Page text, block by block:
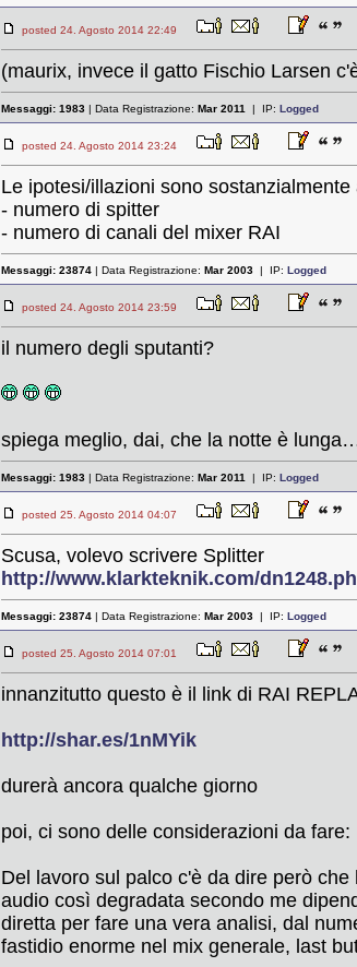
posted 24. Agosto 2014 22:49
(maurix, invece il gatto Fischio Larsen
Messaggi: 1983 | Data Registrazione: Mar 2011 | IP: Logged
posted 24. Agosto 2014 23:24
Le ipotesi/illazioni sono
- numero di spitter
- numero di canali del mixer RAI
Messaggi: 23874 | Data Registrazione: Mar 2003 | IP: Logged
posted 24. Agosto 2014 23:59
il numero degli sputanti?
spiega meglio, dai, che la notte è
Messaggi: 1983 | Data Registrazione: Mar 2011 | IP: Logged
posted 25. Agosto 2014 04:07
Scusa, volevo scrivere Splitter
http://www.klarkteknik.com/
Messaggi: 23874 | Data Registrazione: Mar 2003 | IP: Logged
posted 25. Agosto 2014 07:01
innanzitutto questo è il link di RAI
http://shar.es/1nMYik
durerà ancora qualche giorno
poi, ci sono delle considerazioni da fare:
Del lavoro sul palco c'è da dire però
audio così degradata secondo me
diretta per fare una vera analisi, dal
fastidio enorme nel mix generale, last